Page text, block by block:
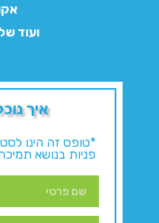
ועוד
איך
*טופס זה הינו
פניות בנושא